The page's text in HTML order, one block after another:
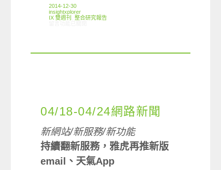
2014-12-30
insightxplorer
IX 雙週刊
,整合研究報告
04/18-04/24網路新聞
新網站/新服務/新功能
持續翻新服務，雅虎再推新版
email、天氣App